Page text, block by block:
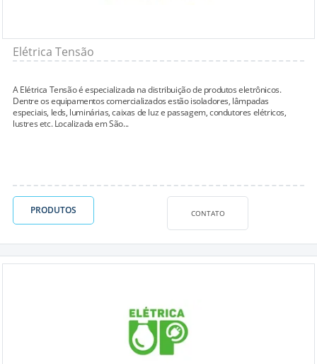
Elétrica Tensão
A Elétrica Tensão é especializada na distribuição de produtos eletrônicos.
Dentre os equipamentos comercializados estão isoladores, lâmpadas
especiais, leds, luminárias, caixas de luz e passagem, condutores elétricos,
lustres etc. Localizada em São...
PRODUTOS CONTATO